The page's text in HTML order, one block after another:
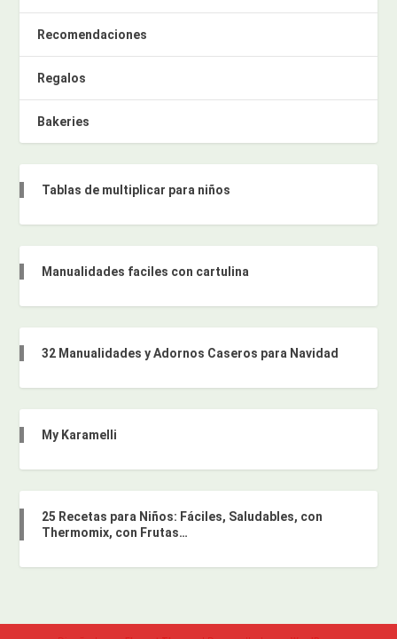
Recomendaciones
Regalos
Bakeries
Tablas de multiplicar para niños
Manualidades faciles con cartulina
32 Manualidades y Adornos Caseros para Navidad
My Karamelli
25 Recetas para Niños: Fáciles, Saludables, con
Thermomix, con Frutas…